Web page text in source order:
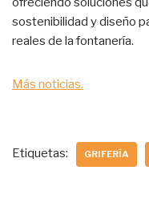
sostenibilidad y diseño
reales de la fontanería.
Más noticias.
Etiquetas: GRIFERÍA